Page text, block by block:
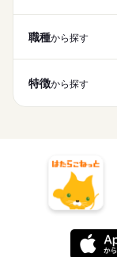
職種から探す
特徴から探す